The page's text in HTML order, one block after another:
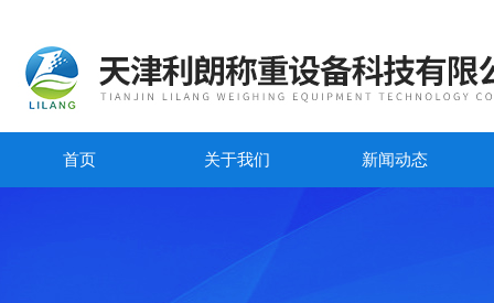
首页 关于我们 新闻动态